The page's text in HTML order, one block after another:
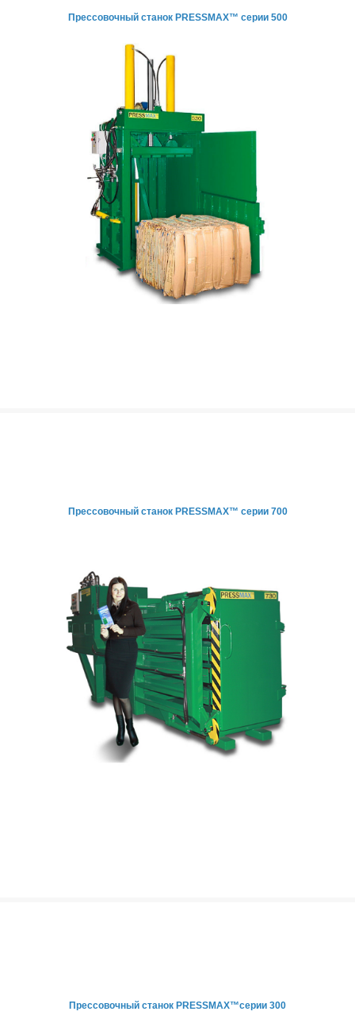
Прессовочный станок PRESSMAX™ серии 500
Прессовочный станок PRESSMAX™ серии 700
Прессовочный станок PRESSMAX™серии 300